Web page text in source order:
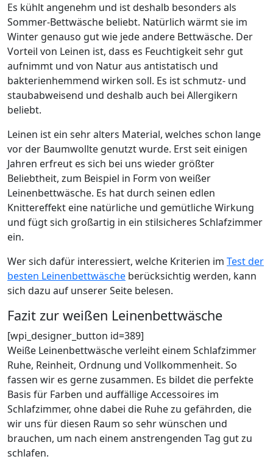
Es kühlt angenehm und ist deshalb besonders als
Sommer-Bettwäsche beliebt. Natürlich wärmt sie im
Winter genauso gut wie jede andere Bettwäsche. Der
Vorteil von Leinen ist, dass es Feuchtigkeit sehr gut
aufnimmt und von Natur aus antistatisch und
bakterienhemmend wirken soll. Es ist schmutz- und
staubabweisend und deshalb auch bei Allergikern
beliebt.
Leinen ist ein sehr alters Material, welches schon lange
vor der Baumwollte genutzt wurde. Erst seit einigen
Jahren erfreut es sich bei uns wieder größter
Beliebtheit, zum Beispiel in Form von weißer
Leinenbettwäsche. Es hat durch seinen edlen
Knittereffekt eine natürliche und gemütliche Wirkung
und fügt sich großartig in ein stilsicheres Schlafzimmer
ein.
Wer sich dafür interessiert, welche Kriterien im Test der
besten Leinenbettwäsche berücksichtig werden, kann
sich dazu auf unserer Seite belesen.
Fazit zur weißen Leinenbettwäsche
[wpi_designer_button id=389]
Weiße Leinenbettwäsche verleiht einem Schlafzimmer
Ruhe, Reinheit, Ordnung und Vollkommenheit. So
fassen wir es gerne zusammen. Es bildet die perfekte
Basis für Farben und auffällige Accessoires im
Schlafzimmer, ohne dabei die Ruhe zu gefährden, die
wir uns für diesen Raum so sehr wünschen und
brauchen, um nach einem anstrengenden Tag gut zu
schlafen.